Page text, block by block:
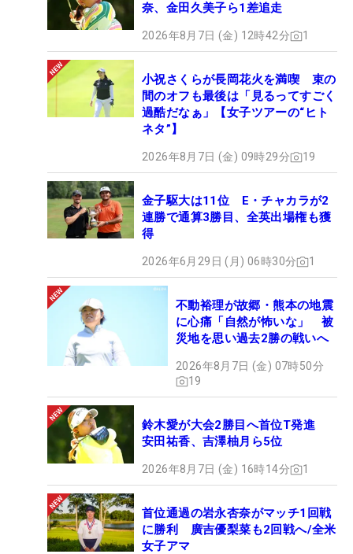
奈、金田久美子ら1差追走
2026年8月7日 (金) 12時42分 1
小祝さくらが長岡花火を満喫 束の
間のオフも最後は「見るってすごく
過酷だなぁ」【女子ツアーの“ヒト
ネタ”】
2026年8月7日 (金) 09時29分 19
金子駆大は11位 E・チャカラが2
連勝で通算3勝目、全英出場権も獲
得
2026年6月29日 (月) 06時30分 1
不動裕理が故郷・熊本の地震
に心痛「自然が怖いな」 被
災地を思い過去2勝の戦いへ
2026年8月7日 (金) 07時50分
19
鈴木愛が大会2勝目へ首位T発進
安田祐香、吉澤柚月ら5位
2026年8月7日 (金) 16時14分 1
首位通過の岩永杏奈がマッチ1回戦
に勝利 廣吉優梨菜も2回戦へ/全米
女子アマ